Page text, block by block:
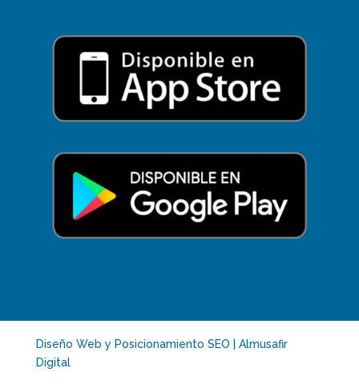
Diseño Web y Posicionamiento SEO | Almusafir
Digital